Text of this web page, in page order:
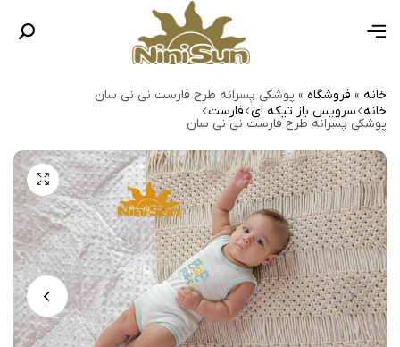
خانه » فروشگاه » پوشکی پسرانه طرح فارست نی نی سان
خانه سرویس باز تیکه ای فارست
پوشکی پسرانه طرح فارست نی نی سان